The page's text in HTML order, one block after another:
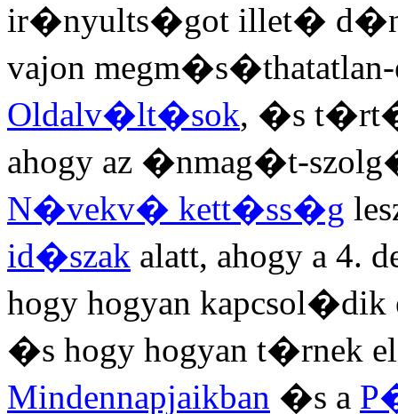
ir�nyults�got illet�
vajon
Oldalv�lt�sok, �s
ahogy az �nmag�t-
N�vekv� kett�ss�g
id�szak alatt, ahogy a
hogy hogyan kapcsol�dik
�s hogy hogyan t�rnek
Mindennapjaikban �s a